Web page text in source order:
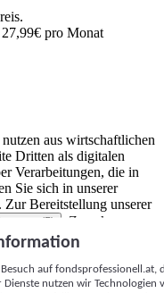
pro Monat
aus wirtschaftlichen
Dritten als digitalen
Verarbeitungen, die in
Sie sich in unserer
Zur Bereitstellung unserer
(5)
. Zwecke:
von Werbeleistung
Kennungen (z. B. login-
auf
Dienste nutzen wir Technologien